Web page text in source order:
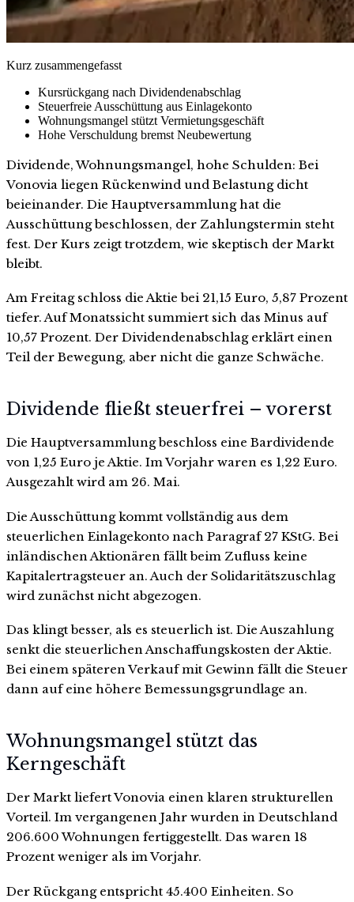
Kurz zusammengefasst
Kursrückgang nach Dividendenabschlag
Steuerfreie Ausschüttung aus Einlagekonto
Wohnungsmangel stützt Vermietungsgeschäft
Hohe Verschuldung bremst Neubewertung
Dividende, Wohnungsmangel, hohe Schulden: Bei
Vonovia liegen Rückenwind und Belastung dicht
beieinander. Die Hauptversammlung hat die
Ausschüttung beschlossen, der Zahlungstermin steht
fest. Der Kurs zeigt trotzdem, wie skeptisch der Markt
bleibt.
Am Freitag schloss die Aktie bei 21,15 Euro, 5,87 Prozent
tiefer. Auf Monatssicht summiert sich das Minus auf
10,57 Prozent. Der Dividendenabschlag erklärt einen
Teil der Bewegung, aber nicht die ganze Schwäche.
Dividende fließt steuerfrei – vorerst
Die Hauptversammlung beschloss eine Bardividende
von 1,25 Euro je Aktie. Im Vorjahr waren es 1,22 Euro.
Ausgezahlt wird am 26. Mai.
Die Ausschüttung kommt vollständig aus dem
steuerlichen Einlagekonto nach Paragraf 27 KStG. Bei
inländischen Aktionären fällt beim Zufluss keine
Kapitalertragsteuer an. Auch der Solidaritätszuschlag
wird zunächst nicht abgezogen.
Das klingt besser, als es steuerlich ist. Die Auszahlung
senkt die steuerlichen Anschaffungskosten der Aktie.
Bei einem späteren Verkauf mit Gewinn fällt die Steuer
dann auf eine höhere Bemessungsgrundlage an.
Wohnungsmangel stützt das
Kerngeschäft
Der Markt liefert Vonovia einen klaren strukturellen
Vorteil. Im vergangenen Jahr wurden in Deutschland
206.600 Wohnungen fertiggestellt. Das waren 18
Prozent weniger als im Vorjahr.
Der Rückgang entspricht 45.400 Einheiten. So